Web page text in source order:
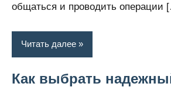
общаться и проводить операции
Читать далее
Как выбрать